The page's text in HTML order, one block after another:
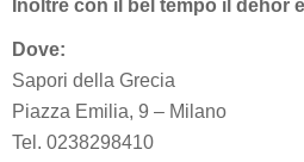
Inoltre con il bel tempo il dehor
Dove:
Sapori della Grecia
Piazza Emilia, 9 – Milano
Tel. 0238298410